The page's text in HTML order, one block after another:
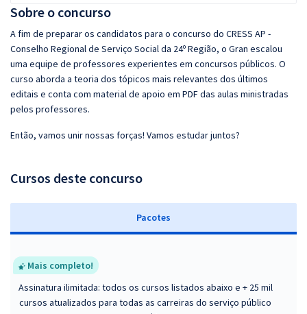
Sobre o concurso
A fim de preparar os candidatos para o concurso do CRESS AP -
Conselho Regional de Serviço Social da 24º Região, o Gran escalou
uma equipe de professores experientes em concursos públicos. O
curso aborda a teoria dos tópicos mais relevantes dos últimos
editais e conta com material de apoio em PDF das aulas ministradas
pelos professores.
Então, vamos unir nossas forças! Vamos estudar juntos?
Cursos deste concurso
Pacotes
Mais completo!
Assinatura ilimitada: todos os cursos listados abaixo e + 25 mil
cursos atualizados para todas as carreiras do serviço público